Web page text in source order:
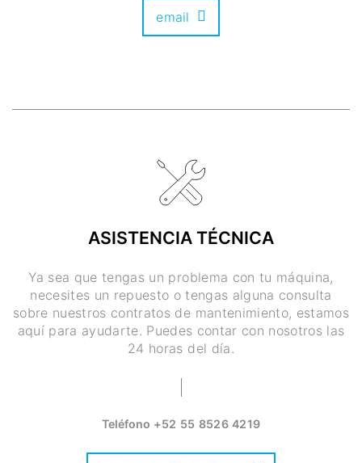
email
ASISTENCIA TÉCNICA
Ya sea que tengas un problema con tu máquina,
necesites un repuesto o tengas alguna consulta
sobre nuestros contratos de mantenimiento, estamos
aquí para ayudarte. Puedes contar con nosotros las
24 horas del día.
Teléfono +52 55 8526 4219